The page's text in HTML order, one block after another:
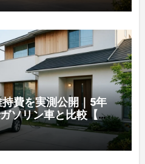
費を実測公開｜5年
ソリン車と比較【オ